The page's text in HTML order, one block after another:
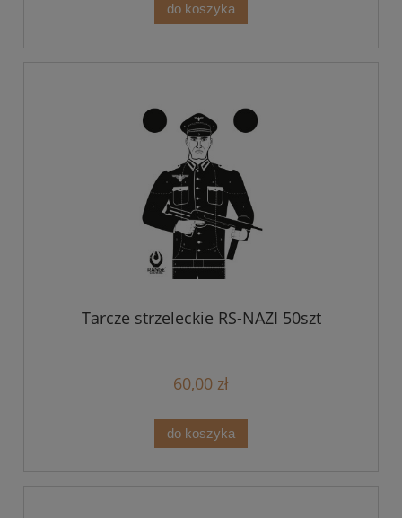
do koszyka
Tarcze strzeleckie RS-NAZI 50szt
60,00 zł
do koszyka